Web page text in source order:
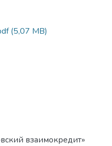
(5,07 MB)
взаимокредит»